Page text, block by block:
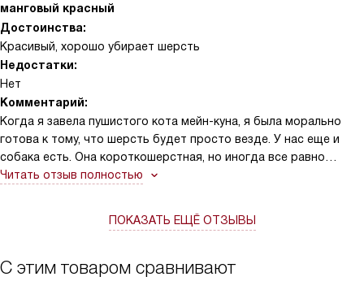
манговый красный
Достоинства:
Красивый, хорошо убирает шерсть
Недостатки:
Нет
Комментарий:
Когда я завела пушистого кота мейн-куна, я была морально
готова к тому, что шерсть будет просто везде. У нас еще и
собака есть. Она короткошерстная, но иногда все равно
линяет. Однако, то, что я смирилась с шерстью на всех
поддерживать порядок дома. В частности, этот пылесос. Он
его случайно, просто искал варианты с щеткой, которая
Читать отзыв полностью
ПОКАЗАТЬ ЕЩЁ ОТЗЫВЫ
С этим товаром сравнивают